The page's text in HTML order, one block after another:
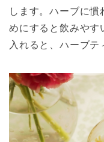
します。ハーブに
めにすると飲みやす
入れると、ハーブ